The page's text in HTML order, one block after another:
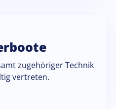
zugehöriger Technik
vertreten.